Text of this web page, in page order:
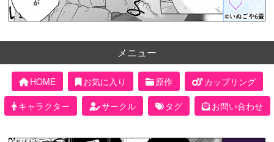
メニュー
HOME お気に入り 原作
カップリング
キャラクター
サークル タグ お問い合わせ